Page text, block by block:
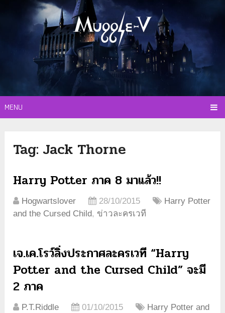
MENU
Tag:Jack Thorne
Harry Potter ภาค 8 มาแล้ว!!
Hogwartslover 28/10/2015
Harry Potter
and the Cursed Child, ข่าวละครเวที
เจ.เค.โรว์ลิ่งประกาศละครเวที “Harry
Potter and the Cursed Child” จะมี
2 ภาค
P.T.Riddle 01/10/2015
Harry Potter and